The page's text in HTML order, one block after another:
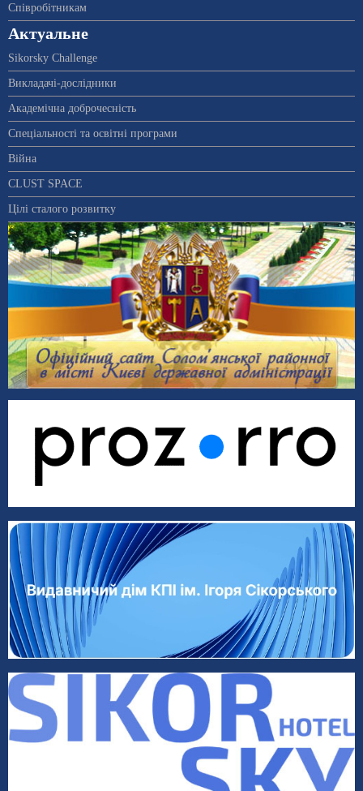
Співробітникам
Актуальне
Sikorsky Challenge
Викладачі-дослідники
Академічна доброчесність
Спеціальності та освітні програми
Війна
CLUST SPACE
Цілі сталого розвитку